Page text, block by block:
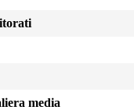
media